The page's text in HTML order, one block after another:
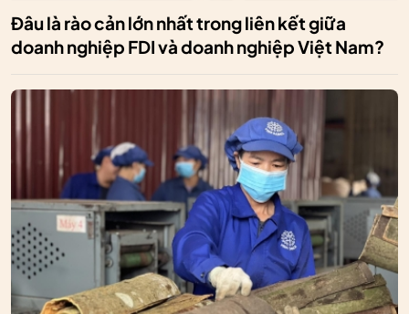
Đâu là rào cản lớn nhất trong liên kết giữa
doanh nghiệp FDI và doanh nghiệp Việt Nam?